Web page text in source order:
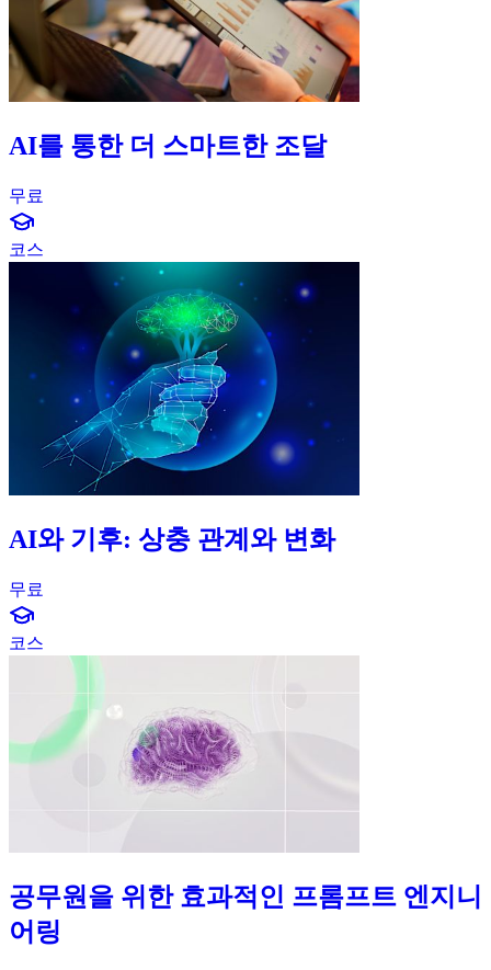
AI를 통한 더 스마트한 조달
무료
코스
AI와 기후: 상충 관계와 변화
무료
코스
공무원을 위한 효과적인 프롬프트 엔지니
어링